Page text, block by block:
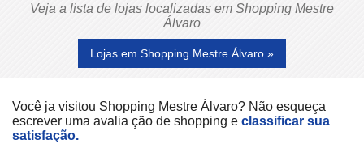
Veja a lista de lojas localizadas em Shopping Mestre
Álvaro
Lojas em Shopping Mestre Álvaro »
Você ja visitou Shopping Mestre Álvaro? Não esqueça
escrever uma avalia ção de shopping e classificar sua
satisfação.